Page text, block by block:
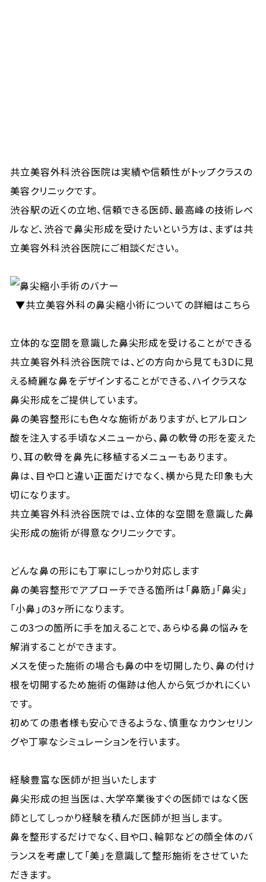
共立美容外科渋谷医院は実績や信頼性がトップクラスの
美容クリニックです。
渋谷駅の近くの立地、信頼できる医師、最高峰の技術レベ
ルなど、渋谷で鼻尖形成を受けたいという方は、まずは共
立美容外科渋谷医院にご相談ください。
▼共立美容外科の鼻尖縮小術についての詳細はこちら
立体的な空間を意識した鼻尖形成を受けることができる
共立美容外科渋谷医院では、どの方向から見ても3Dに見
える綺麗な鼻をデザインすることができる、ハイクラスな
鼻尖形成をご提供しています。
鼻の美容整形にも色々な施術がありますが、ヒアルロン
酸を注入する手頃なメニューから、鼻の軟骨の形を変えた
り、耳の軟骨を鼻先に移植するメニューもあります。
鼻は、目や口と違い正面だけでなく、横から見た印象も大
切になります。
共立美容外科渋谷医院では、立体的な空間を意識した鼻
尖形成の施術が得意なクリニックです。
どんな鼻の形にも丁寧にしっかり対応します
鼻の美容整形でアプローチできる箇所は「鼻筋」「鼻尖」
「小鼻」の3ヶ所になります。
この3つの箇所に手を加えることで、あらゆる鼻の悩みを
解消することができます。
メスを使った施術の場合も鼻の中を切開したり、鼻の付け
根を切開するため施術の傷跡は他人から気づかれにくい
です。
初めての患者様も安心できるような、慎重なカウンセリン
グや丁寧なシミュレーションを行います。
経験豊富な医師が担当いたします
鼻尖形成の担当医は、大学卒業後すぐの医師ではなく医
師としてしっかり経験を積んだ医師が担当します。
鼻を整形するだけでなく、目や口、輪郭などの顔全体のバ
ランスを考慮して「美」を意識して整形施術をさせていた
だきます。